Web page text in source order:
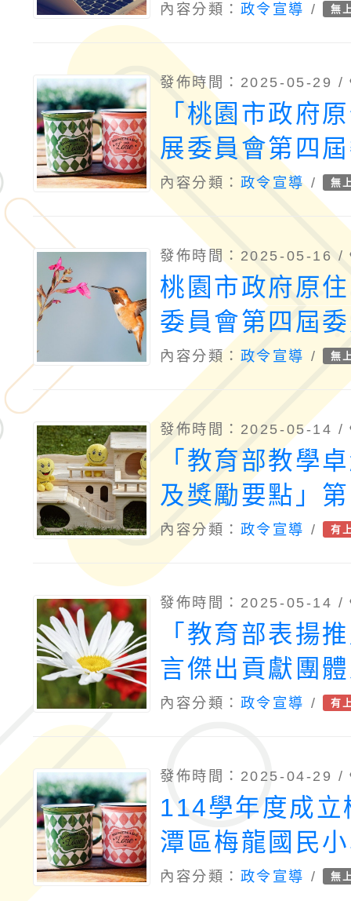
內容分類： 政令宣導 / 無
發佈時間：2025-05-29 /
「桃園市政府
展委員會第四
遴選計畫」案
止日延長至
（二）
內容分類： 政令宣導/ 無
發佈時間：2025-05-16 /
桃園市政府原
委員會第四屆
選計畫
內容分類： 政令宣導 / 無
發佈時間：2025-05-14 /
「教育部教學
及獎勵要點」
發布
內容分類： 政令宣導 / 有
發佈時間：2025-05-14 /
「教育部表揚
言傑出貢獻團
施要點」第5點
內容分類： 政令宣導 / 有
發佈時間：2025-04-29 /
114學年度成立
潭區梅龍國民
定)籌備處
內容分類： 政令宣導 / 無